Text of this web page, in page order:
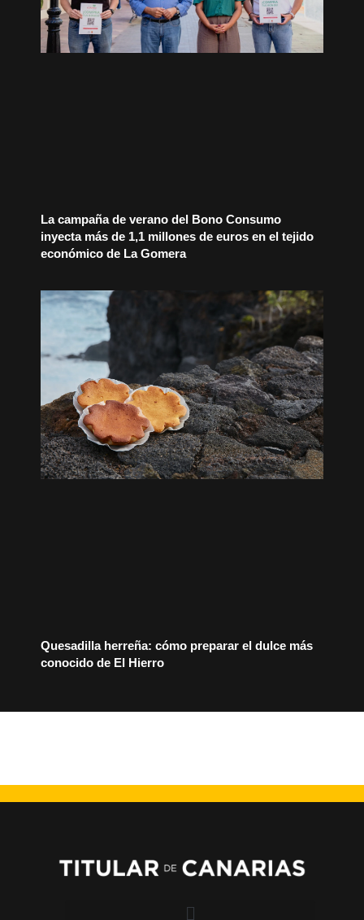
La campaña de verano del Bono Consumo
inyecta más de 1,1 millones de euros en el tejido
económico de La Gomera
Quesadilla herreña: cómo preparar el dulce más
conocido de El Hierro